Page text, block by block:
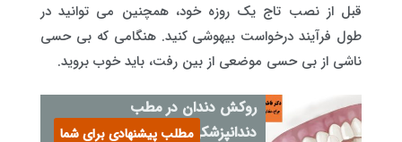
قبل از نصب تاج یک روزه خود، همچنین می توانید در
طول فرآیند درخواست بیهوشی کنید. هنگامی که بی حسی
ناشی از بی حسی موضعی از بین رفت، باید خوب بروید.
روکش دندان در مطب
دندانپزشکی دکتر فاطمه
مطلب پیشنهادی برای شما